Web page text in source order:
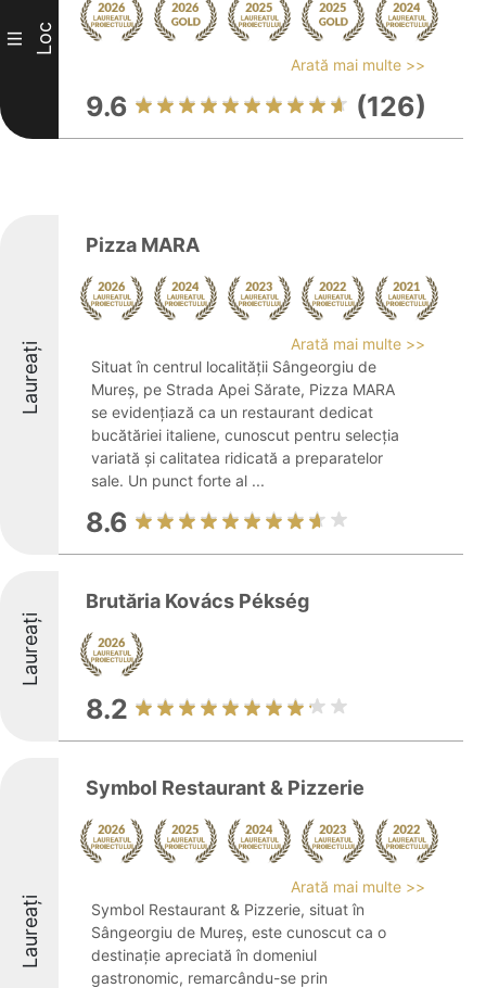
III Loc
Arată mai multe >>
9.6 (126)
Laureați
Pizza MARA
Arată mai multe >>
Situat în centrul localității Sângeorgiu de
Mureș, pe Strada Apei Sărate, Pizza MARA
se evidențiază ca un restaurant dedicat
bucătăriei italiene, cunoscut pentru selecția
variată și calitatea ridicată a preparatelor
sale. Un punct forte al ...
8.6
Laureați
Brutăria Kovács Pékség
8.2
Laureați
Symbol Restaurant & Pizzerie
Arată mai multe >>
Symbol Restaurant & Pizzerie, situat în
Sângeorgiu de Mureș, este cunoscut ca o
destinație apreciată în domeniul
gastronomic, remarcându-se prin